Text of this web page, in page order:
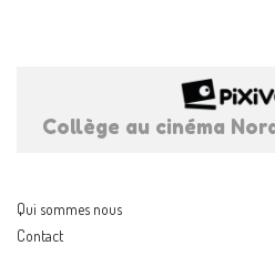
Collège au cinéma
Qui sommes nous
Contact